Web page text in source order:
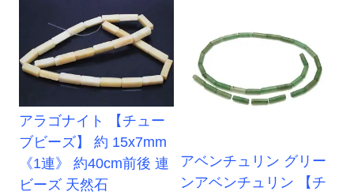
アラゴナイト 【チュー
ブビーズ】 約 15x7mm
《1連》 約40cm前後 連
ビーズ 天然石
アベンチュリン グリー
ンアベンチュリン 【チ